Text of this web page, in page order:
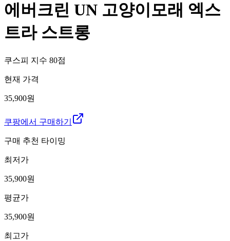
에버크린 UN 고양이모래 엑스
트라 스트롱
쿠스피 지수 80점
현재 가격
35,900원
쿠팡에서 구매하기
구매 추천 타이밍
최저가
35,900원
평균가
35,900원
최고가